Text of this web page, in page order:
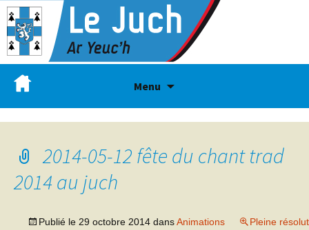
Menu
2014-05-12 fête du chant trad
2014 au juch
Publié le 29 octobre 2014 dansAnimations
Pleine